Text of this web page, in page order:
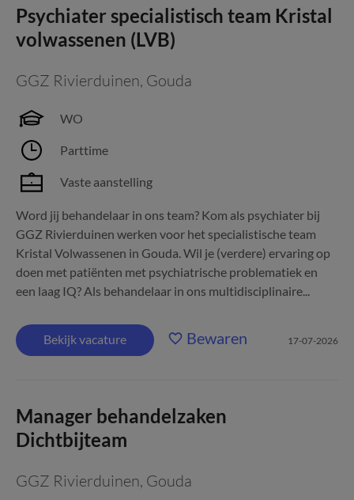
Psychiater specialistisch team Kristal
volwassenen (LVB)
GGZ Rivierduinen, Gouda
WO
Parttime
Vaste aanstelling
Word jij behandelaar in ons team? Kom als psychiater bij
GGZ Rivierduinen werken voor het specialistische team
Kristal Volwassenen in Gouda. Wil je (verdere) ervaring op
doen met patiënten met psychiatrische problematiek en
een laag IQ? Als behandelaar in ons multidisciplinaire...
Bekijk vacature Bewaren 17-07-2026
Manager behandelzaken
Dichtbijteam
GGZ Rivierduinen, Gouda